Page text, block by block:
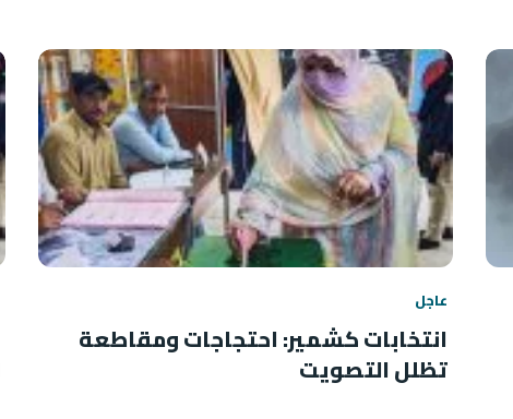
عاجل
انتخابات كشمير: احتجاجات ومقاطعة
تظلل التصويت